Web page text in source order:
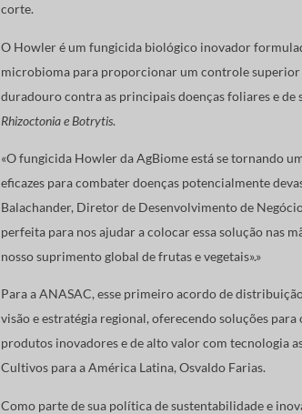
corte.
O Howler é um fungicida biológico inovador
microbioma para proporcionar um controle
duradouro contra as principais doenças foliares e
Rhizoctonia e Botrytis.
«O fungicida Howler da AgBiome está se tornando
eficazes para combater doenças potencialmente
Balachander, Diretor de Desenvolvimento de
perfeita para nos ajudar a colocar essa solução nas
nosso suprimento global de frutas e vegetais».»
Para a ANASAC, esse primeiro acordo de
visão e estratégia regional, oferecendo soluções
produtos inovadores e de alto valor com tecnologia
Cultivos para a América Latina, Osvaldo Farias.
Como parte de sua política de sustentabilidade e